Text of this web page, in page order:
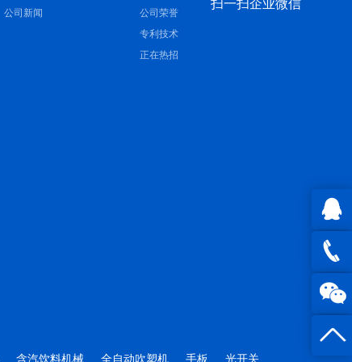
QQ在
线咨询
0816 -
公司新闻
公司荣誉
专利技术
正在热招
含汽饮料机械 全自动吹塑机 手板 光开关